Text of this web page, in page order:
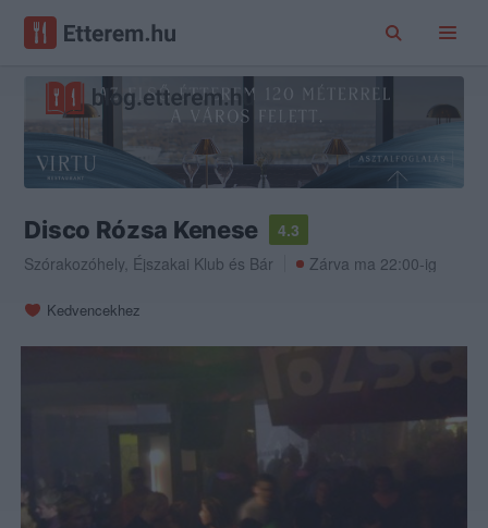
Disco Rózsa Kenese
4.3
Szórakozóhely, Éjszakai Klub és Bár Zárva ma 22:00-ig
Kedvencekhez